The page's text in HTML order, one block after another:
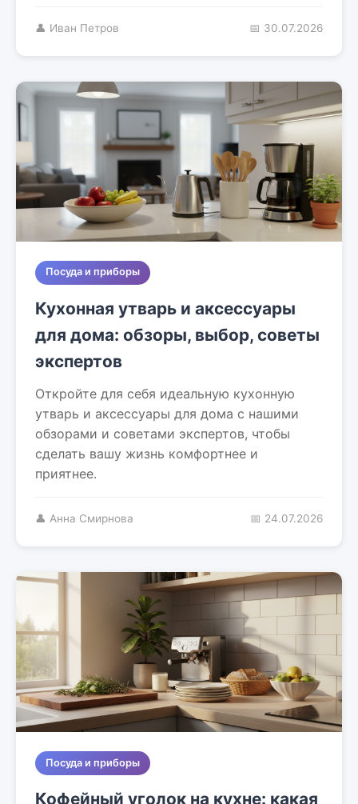
👤 Иван Петров 📅 30.07.2026
Посуда и приборы
Кухонная утварь и аксессуары
для дома: обзоры, выбор, советы
экспертов
Откройте для себя идеальную кухонную
утварь и аксессуары для дома с нашими
обзорами и советами экспертов, чтобы
сделать вашу жизнь комфортнее и
приятнее.
👤 Анна Смирнова 📅 24.07.2026
Посуда и приборы
Кофейный уголок на кухне: какая